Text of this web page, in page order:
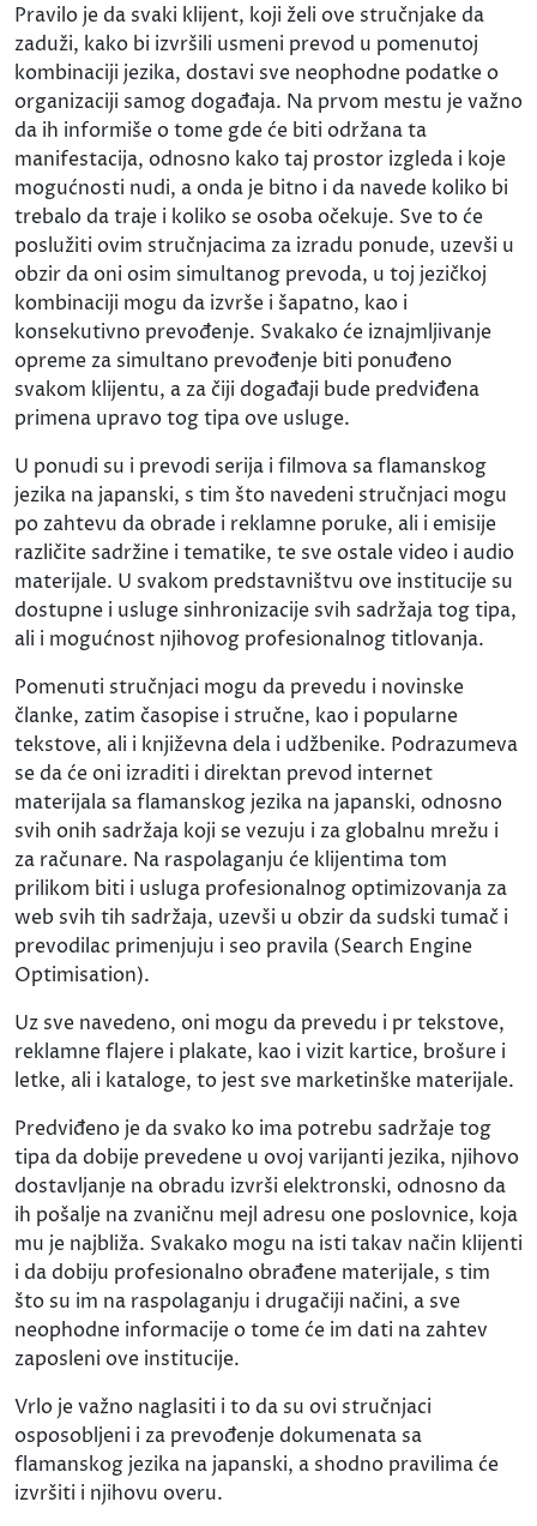
Pravilo je da svaki klijent, koji želi ove stručnjake da
zaduži, kako bi izvršili usmeni prevod u pomenutoj
kombinaciji jezika, dostavi sve neophodne podatke o
organizaciji samog događaja. Na prvom mestu je važno
da ih informiše o tome gde će biti održana ta
manifestacija, odnosno kako taj prostor izgleda i koje
mogućnosti nudi, a onda je bitno i da navede koliko bi
trebalo da traje i koliko se osoba očekuje. Sve to će
poslužiti ovim stručnjacima za izradu ponude, uzevši u
obzir da oni osim simultanog prevoda, u toj jezičkoj
kombinaciji mogu da izvrše i šapatno, kao i
konsekutivno prevođenje. Svakako će iznajmljivanje
opreme za simultano prevođenje biti ponuđeno
svakom klijentu, a za čiji događaji bude predviđena
primena upravo tog tipa ove usluge.
U ponudi su i prevodi serija i filmova sa flamanskog
jezika na japanski, s tim što navedeni stručnjaci mogu
po zahtevu da obrade i reklamne poruke, ali i emisije
različite sadržine i tematike, te sve ostale video i audio
materijale. U svakom predstavništvu ove institucije su
dostupne i usluge sinhronizacije svih sadržaja tog tipa,
ali i mogućnost njihovog profesionalnog titlovanja.
Pomenuti stručnjaci mogu da prevedu i novinske
članke, zatim časopise i stručne, kao i popularne
tekstove, ali i književna dela i udžbenike. Podrazumeva
se da će oni izraditi i direktan prevod internet
materijala sa flamanskog jezika na japanski, odnosno
svih onih sadržaja koji se vezuju i za globalnu mrežu i
za računare. Na raspolaganju će klijentima tom
prilikom biti i usluga profesionalnog optimizovanja za
web svih tih sadržaja, uzevši u obzir da sudski tumač i
prevodilac primenjuju i seo pravila (Search Engine
Optimisation).
Uz sve navedeno, oni mogu da prevedu i pr tekstove,
reklamne flajere i plakate, kao i vizit kartice, brošure i
letke, ali i kataloge, to jest sve marketinške materijale.
Predviđeno je da svako ko ima potrebu sadržaje tog
tipa da dobije prevedene u ovoj varijanti jezika, njihovo
dostavljanje na obradu izvrši elektronski, odnosno da
ih pošalje na zvaničnu mejl adresu one poslovnice, koja
mu je najbliža. Svakako mogu na isti takav način klijenti
i da dobiju profesionalno obrađene materijale, s tim
što su im na raspolaganju i drugačiji načini, a sve
neophodne informacije o tome će im dati na zahtev
zaposleni ove institucije.
Vrlo je važno naglasiti i to da su ovi stručnjaci
osposobljeni i za prevođenje dokumenata sa
flamanskog jezika na japanski, a shodno pravilima će
izvršiti i njihovu overu.